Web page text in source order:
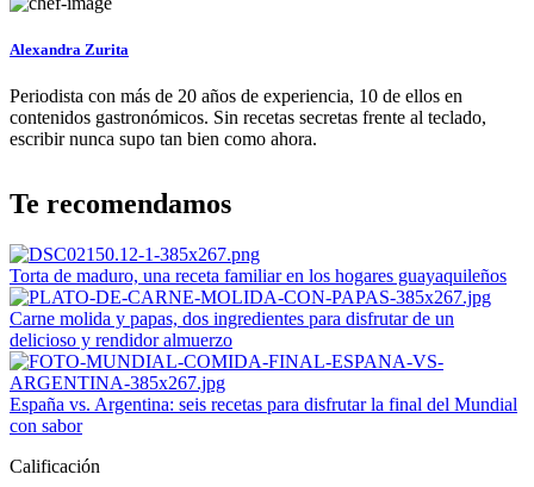
Alexandra Zurita
Periodista con más de 20 años de experiencia, 10 de ellos en
contenidos gastronómicos. Sin recetas secretas frente al teclado,
escribir nunca supo tan bien como ahora.
Te recomendamos
Torta de maduro, una receta familiar en los hogares guayaquileños
Carne molida y papas, dos ingredientes para disfrutar de un
delicioso y rendidor almuerzo
España vs. Argentina: seis recetas para disfrutar la final del Mundial
con sabor
Calificación